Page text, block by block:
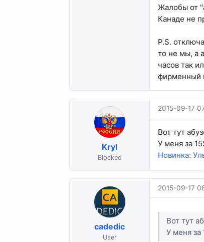
Жалобы от
Канаде не
P.S.
то не мы, а
часов так
фирменный
Kryl
Blocked
2015-09-17
Вот тут
У меня за
Новинка:
cadedic
User
2015-09-17
Вот тут
У меня за